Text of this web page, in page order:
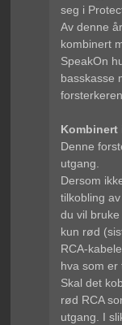
seg i
Av denne
kombinert
SpeakOn
basskasse
Kombinert
Denne
utgang.
Dersom
tilkobling
du vil
kun rød
RCA-
hva som er
Skal det
rød RCA
utgang. I